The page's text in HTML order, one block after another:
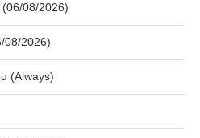
(06/08/2026)
08/2026)
(Always)